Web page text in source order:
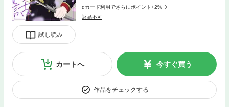
試し読み
dカード利用でさらにポイント+2%
返品不可
カートへ 今すぐ買う
作品をチェックする